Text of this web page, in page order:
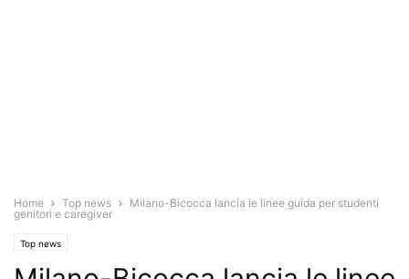
Home Top news
Milano-Bicocca lancia le linee guida per studenti
genitori e caregiver
Top news